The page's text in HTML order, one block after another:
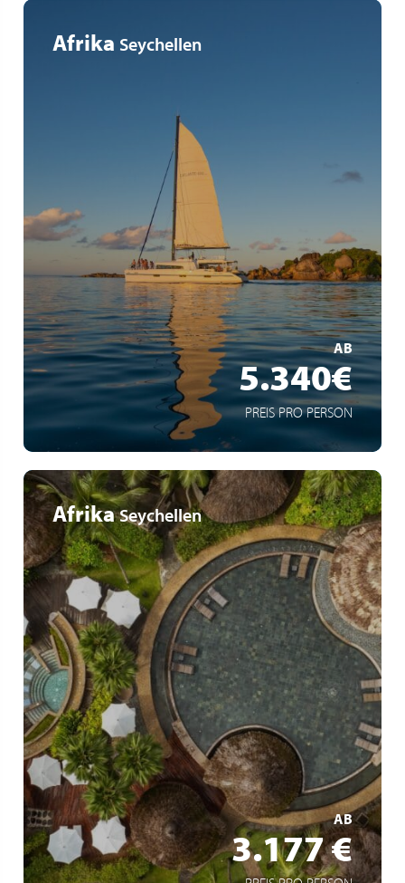
Afrika Seychellen
AB
5.340€
PREIS PRO PERSON
Saint Anne – Praslin – La Digue – Coco – Curieuse – St
Pierre – Cousin – Mahé – Silhouette
Privattour
Getränke während der Kreuzfahrt inklusive
MEHR ERFAHREN
Afrika Seychellen
AB
3.177 €
Eine einzigartige Lage zwischen Strand und üppiger
Natur
Umfassende Einrichtungen für alle Arten von Reisenden
Ein 5-Sterne-Service mit seychellischer Gastfreundschaft
MEHR ERFAHREN